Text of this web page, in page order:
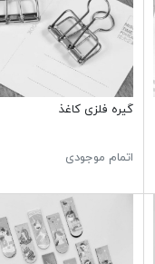
گیره فلزی کاغذ
اتمام موجودی